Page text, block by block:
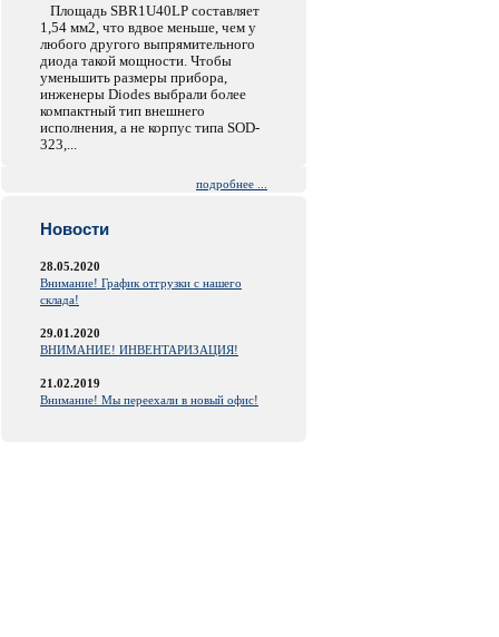
Площадь SBR1U40LP составляет
1,54 мм2, что вдвое меньше, чем у
любого другого выпрямительного
диода такой мощности. Чтобы
уменьшить размеры прибора,
инженеры Diodes выбрали более
компактный тип внешнего
исполнения, а не корпус типа SOD-
323,...
подробнее ...
Новости
28.05.2020
Внимание! График отгрузки с нашего
склада!
29.01.2020
ВНИМАНИЕ! ИНВЕНТАРИЗАЦИЯ!
21.02.2019
Внимание! Мы переехали в новый офис!